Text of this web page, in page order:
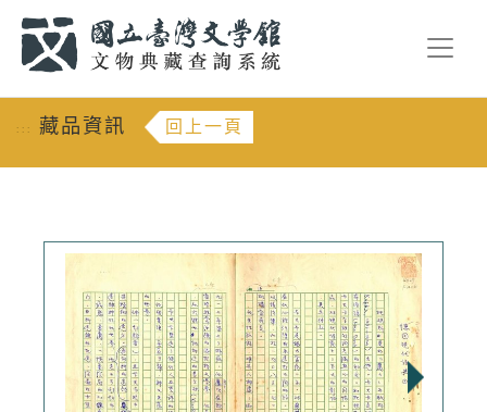
::: 藏品資訊 回上一頁